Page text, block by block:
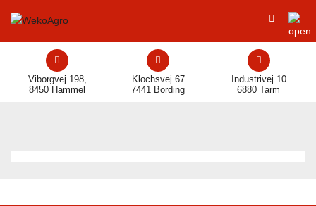
Viborgvej 198,
8450 Hammel
Klochsvej 67
7441 Bording
Industrivej 10
6880 Tarm